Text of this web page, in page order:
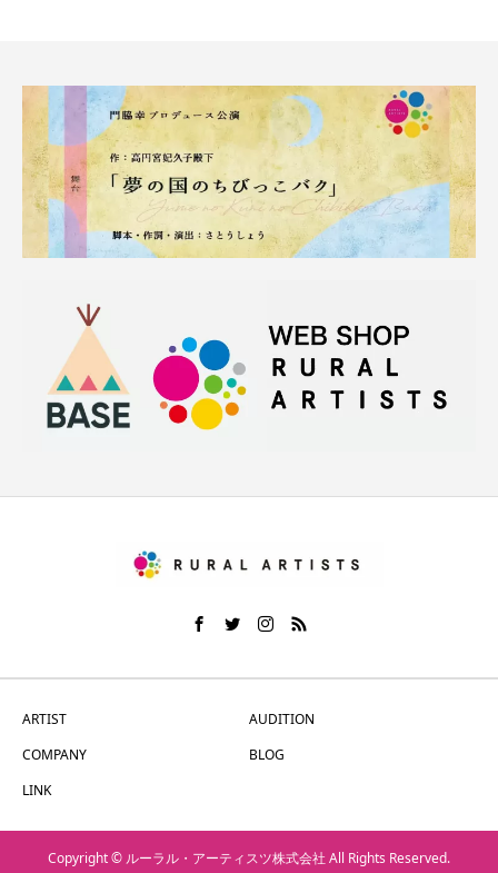
ARTIST
AUDITION
COMPANY
BLOG
LINK
Copyright © ルーラル・アーティスツ株式会社 All Rights Reserved.